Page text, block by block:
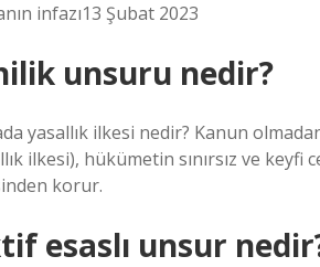
infazı13 Şubat 2023
unsuru nedir?
yasallık ilkesi nedir? Kanun
ilkesi), hükümetin sınırsız ve
korur.
esaslı unsur